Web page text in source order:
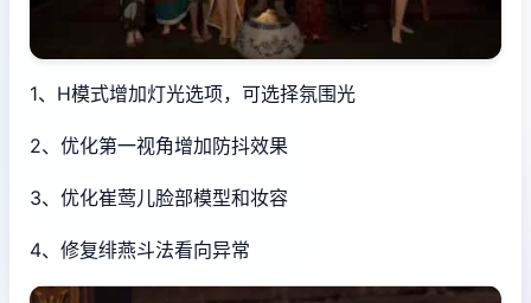
1、H模式增加灯光选项，可选择氛围光
2、优化第一视角增加防抖效果
3、优化崔莺儿脸部模型和妆容
4、修复绯燕斗法看向异常